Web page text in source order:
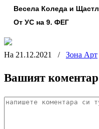
Весела Коледа и
От УС на 9. ФЕГ
На 21.12.2021 / Зона Арт
Вашият коментар